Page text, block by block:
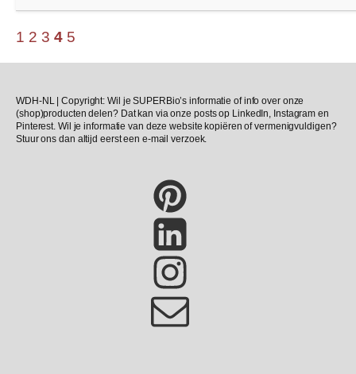
1 2 3 4 5
WDH-NL | Copyright: Wil je SUPERBio’s informatie of info over onze
(shop)producten delen? Dat kan via onze posts op LinkedIn, Instagram en
Pinterest. Wil je informatie van deze website kopiëren of vermenigvuldigen?
Stuur ons dan altijd eerst een e-mail verzoek.